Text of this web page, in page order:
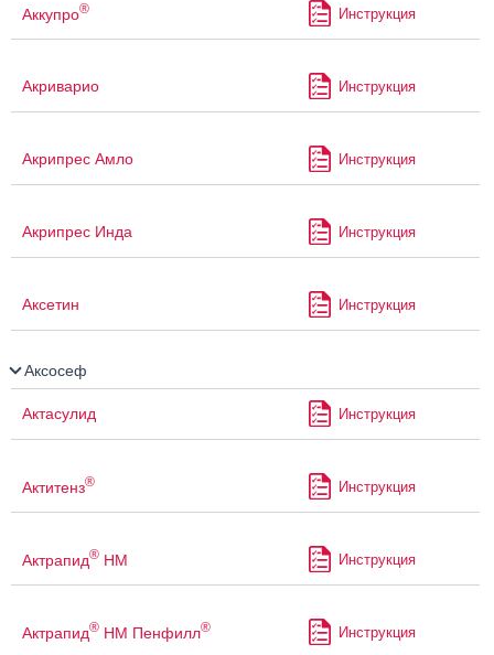
Аккупро® Инструкция
Акриварио Инструкция
Акрипрес Амло Инструкция
Акрипрес Инда Инструкция
Аксетин Инструкция
Аксосеф
Актасулид Инструкция
Актитенз® Инструкция
Актрапид® НМ Инструкция
Актрапид® НМ Пенфилл® Инструкция